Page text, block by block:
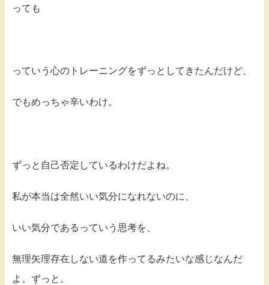
っても
っていう心のトレーニングをずっとしてきたんだけど、
でもめっちゃ辛いわけ。
ずっと自己否定しているわけだよね。
私が本当は全然いい気分になれないのに、
いい気分であるっていう思考を、
無理矢理存在しない道を作ってるみたいな感じなんだ
よ。ずっと。